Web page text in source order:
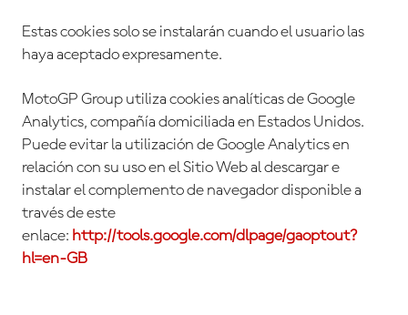
Estas cookies solo se instalarán cuando el usuario las
haya aceptado expresamente.
MotoGP Group utiliza cookies analíticas de Google
Analytics, compañía domiciliada en Estados Unidos.
Puede evitar la utilización de Google Analytics en
relación con su uso en el Sitio Web al descargar e
instalar el complemento de navegador disponible a
través de este
enlace: http://tools.google.com/dlpage/gaoptout?
hl=en-GB